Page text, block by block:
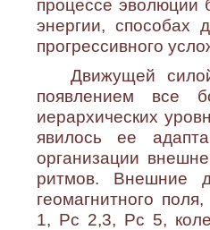
процессе эволюции
энергии, способах
прогрессивного
Движущей силой
появлением все
иерархических
явилось ее
организации
ритмов. Внешние
геомагнитного
1, Рс 2,3, Рс 5,